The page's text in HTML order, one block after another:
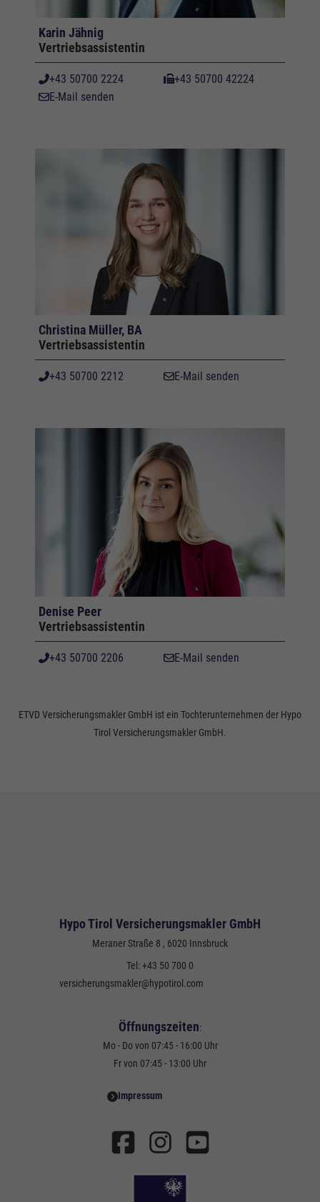
Karin Jähnig
Vertriebsassistentin
+43 50700 2224
+43 50700 42224
E-Mail senden
Christina Müller, BA
Vertriebsassistentin
+43 50700 2212 E-Mail senden
Denise Peer
Vertriebsassistentin
+43 50700 2206 E-Mail senden
ETVD Versicherungsmakler GmbH ist ein Tochterunternehmen der Hypo
Tirol Versicherungsmakler GmbH.
Hypo Tirol Versicherungsmakler GmbH
Meraner Straße 8 , 6020 Innsbruck
Tel:+43 50 700 0
versicherungsmakler@hypotirol.com
Öffnungszeiten:
Mo - Do von 07:45 - 16:00 Uhr
Fr von 07:45 - 13:00 Uhr
Impressum